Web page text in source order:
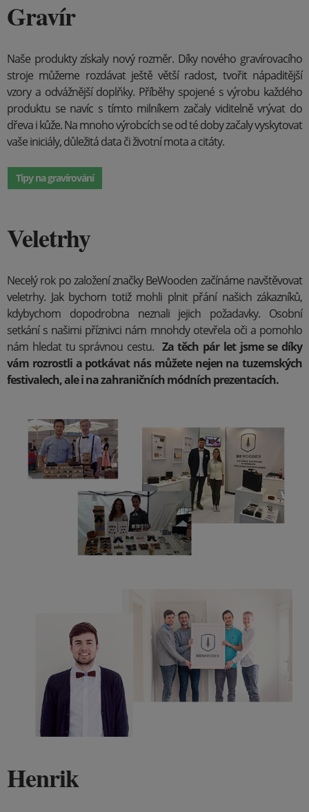
Gravír
Naše produkty získaly nový rozměr. Díky nového gravírovacího
stroje můžeme rozdávat ještě větší radost, tvořit nápaditější
vzory a odvážnější doplňky. Příběhy spojené s výrobu každého
produktu se navíc s tímto milníkem začaly viditelně vrývat do
dřeva i kůže. Na mnoho výrobcích se od té doby začaly vyskytovat
vaše iniciály, důležitá data či životní mota a citáty.
Tipy na gravírování
Veletrhy
Necelý rok po založení značky BeWooden začínáme navštěvovat
veletrhy. Jak bychom totiž mohli plnit přání našich zákazníků,
kdybychom dopodrobna neznali jejich požadavky. Osobní
setkání s našimi příznivci nám mnohdy otevřela oči a pomohlo
nám hledat tu správnou cestu. Za těch pár let jsme se díky
vám rozrostli a potkávat nás můžete nejen na tuzemských
festivalech, ale i na zahraničních módních prezentacích.
Henrik